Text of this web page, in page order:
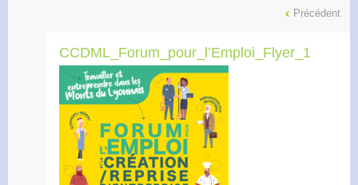
Précédent
CCDML_Forum_pour_l’Emploi_Flyer_1